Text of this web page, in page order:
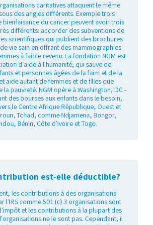
caritatives attaquent le même
des angles différents. Exemple trois
bienfaisance du cancer peuvent avoir trois
différents: accorder des subventions de
scientifiques qui publient des brochures
vie sain en offrant des mammographies
à faible revenu. La fondation NGM est
d'aide à l'humanité, qui sauve de
et personnes âgées de la faim et de la
aide autant de femmes et de filles que
pauvreté. NGM opère à Washington, DC -
des bourses aux enfants dans le besoin,
le Centre Afrique République, Ouest et
Tchad, comme Ndjamena, Bongor,
Bénin, Côte d'Ivoire et Togo.
est-elle déductible?
les contributions à des organisations
l'IRS comme 501 (c) 3 organisations sont
et les contributions à la plupart des
ne le sont pas. Cependant, il